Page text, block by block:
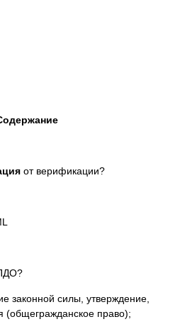
от верификации?
законной силы, утверждение,
(общегражданское право);